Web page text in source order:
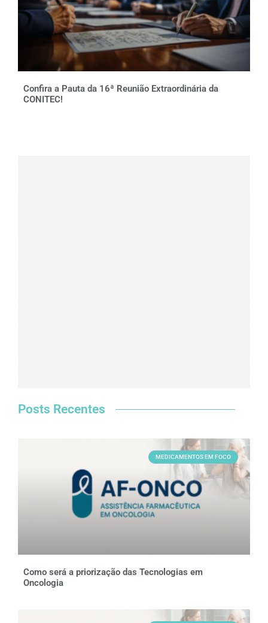
Confira a Pauta da 16ª Reunião Extraordinária da
CONITEC!
Posts Recentes
MEDICAMENTOS EM FOCO
Como será a priorização das Tecnologias em
Oncologia